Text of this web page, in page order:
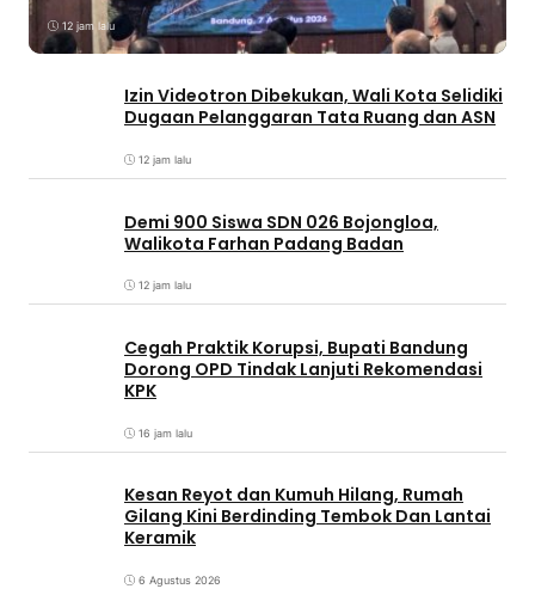
12 jam lalu
Izin Videotron Dibekukan, Wali Kota Selidiki
Dugaan Pelanggaran Tata Ruang dan ASN
12 jam lalu
Demi 900 Siswa SDN 026 Bojongloa,
Walikota Farhan Padang Badan
12 jam lalu
Cegah Praktik Korupsi, Bupati Bandung
Dorong OPD Tindak Lanjuti Rekomendasi
KPK
16 jam lalu
Kesan Reyot dan Kumuh Hilang, Rumah
Gilang Kini Berdinding Tembok Dan Lantai
Keramik
6 Agustus 2026